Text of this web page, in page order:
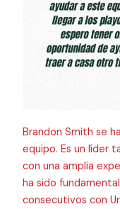
Brandon Smith se
equipo. Es un líder
con una amplia
ha sido
consecutivos con